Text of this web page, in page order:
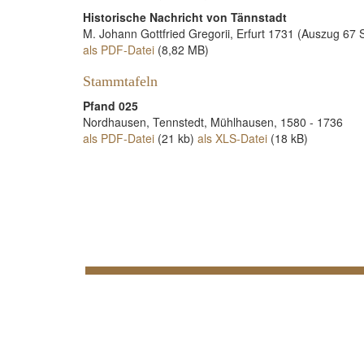
Historische Nachricht von Tännstadt
M. Johann Gottfried Gregorii, Erfurt 1731 (Auszug 67
als PDF-Datei (8,82 MB)
Stammtafeln
Pfand 025
Nordhausen, Tennstedt, Mühlhausen, 1580 - 1736
als PDF-Datei (21 kb) als XLS-Datei (18 kB)